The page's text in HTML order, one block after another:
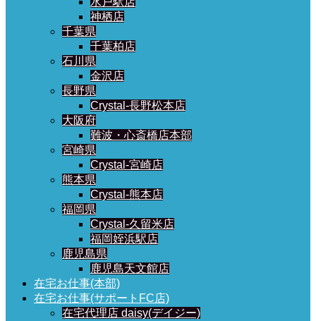
神栖店
千葉県
千葉柏店
石川県
金沢店
長野県
Crystal-長野松本店
大阪府
難波・心斎橋店本部
宮崎県
Crystal-宮崎店
熊本県
Crystal-熊本店
福岡県
Crystal-久留米店
福岡姪浜駅店
鹿児島県
鹿児島天文館店
在宅お仕事(本部)
在宅お仕事(サポートFC店)
在宅代理店 daisy(デイジー)